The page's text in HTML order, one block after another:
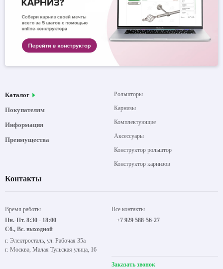
Каталог
Покупателям
Информация
Преимущества
Рольшторы
Карнизы
Комплектующие
Аксессуары
Конструктор рольштор
Конструктор карнизов
Контакты
Время работы
Пн.-Пт. 8:30 - 18:00
Сб., Вс. выходной
г. Электросталь, ул. Рабочая 35а
г. Москва, Малая Тульская улица, 16
Все контакты
+7 929 588-56-27
Заказать звонок